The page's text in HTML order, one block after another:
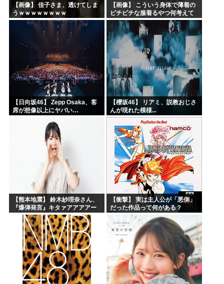
【画像】 佳子さま、透けてしま
うｗｗｗｗｗｗｗｗ
【画像】 こういう身体で薄着の
ピチピチな服着るやつ何考えて
るんだよ
【日向坂46】 Zepp Osaka、客
席が想像以上にヤバい…
【櫻坂46】 リアミ、説教おじさ
んが現れた模様...
【熊本地震】 鈴木紗理奈さん、
『爆弾発言』キタァアアアアー
ーーーーー！！
【衝撃】 実は主人公が「悪側」
だった作品って何がある？